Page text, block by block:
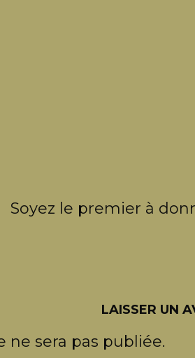
Soyez le premier à
LAISSER UN
ne sera pas publiée.